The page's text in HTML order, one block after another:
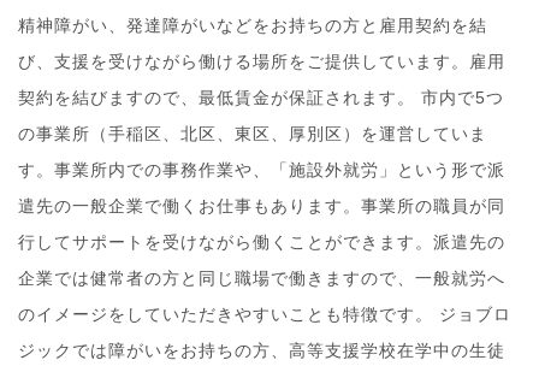
精神障がい、発達障がいなどをお持ちの方と雇用契約を結
び、支援を受けながら働ける場所をご提供しています。雇用
契約を結びますので、最低賃金が保証されます。 市内で5つ
の事業所（手稲区、北区、東区、厚別区）を運営していま
す。事業所内での事務作業や、「施設外就労」という形で派
遣先の一般企業で働くお仕事もあります。事業所の職員が同
行してサポートを受けながら働くことができます。派遣先の
企業では健常者の方と同じ職場で働きますので、一般就労へ
のイメージをしていただきやすいことも特徴です。 ジョブロ
ジックでは障がいをお持ちの方、高等支援学校在学中の生徒